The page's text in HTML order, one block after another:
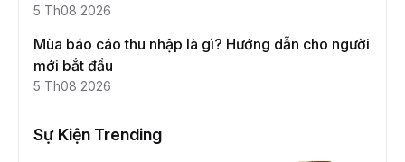
5 Th08 2026
Mùa báo cáo thu nhập là gì? Hướng dẫn cho người
mới bắt đầu
5 Th08 2026
Sự Kiện Trending